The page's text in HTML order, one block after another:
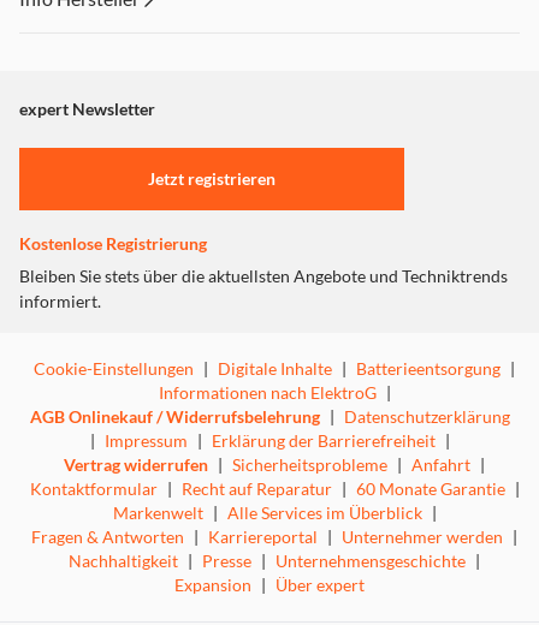
"Marketing".
Einstellungen anpassen
expert Newsletter
Jetzt registrieren
Kostenlose Registrierung
Bleiben Sie stets über die aktuellsten Angebote und Techniktrends
informiert.
Cookie-Einstellungen | Digitale Inhalte | Batterieentsorgung |
Informationen nach ElektroG |
AGB Onlinekauf / Widerrufsbelehrung | Datenschutzerklärung
| Impressum | Erklärung der Barrierefreiheit |
Vertrag widerrufen | Sicherheitsprobleme | Anfahrt |
Kontaktformular | Recht auf Reparatur | 60 Monate Garantie |
Markenwelt | Alle Services im Überblick |
Fragen & Antworten | Karriereportal | Unternehmer werden |
Nachhaltigkeit | Presse | Unternehmensgeschichte |
Expansion | Über expert